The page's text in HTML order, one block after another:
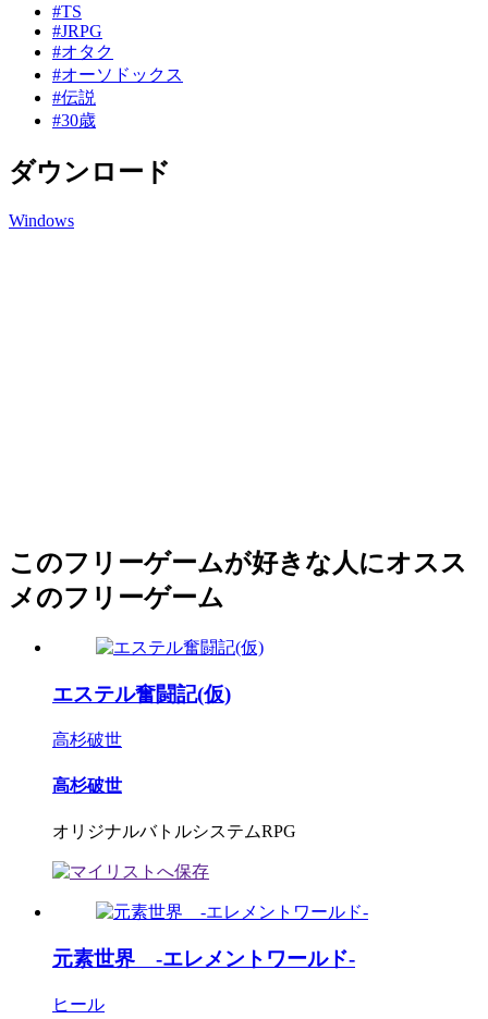
#TS
#JRPG
#オタク
#オーソドックス
#伝説
#30歳
ダウンロード
Windows
このフリーゲームが好きな人にオスス
メのフリーゲーム
エステル奮闘記(仮)
高杉破世
高杉破世
オリジナルバトルシステムRPG
元素世界 ‐エレメントワールド‐
ヒール